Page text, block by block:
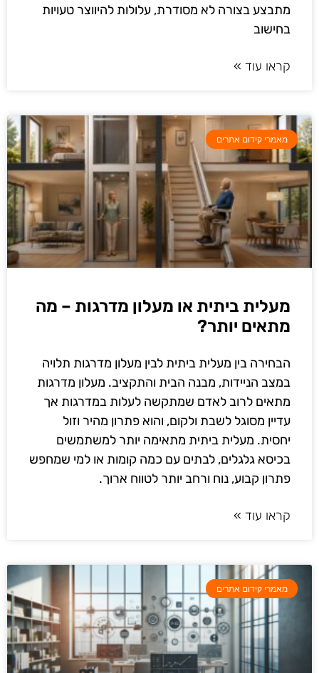
מתבצע בצורה לא מסודרת, עלולות להיווצר טעויות
בחישוב
קראו עוד »
מאמרי קידום אתרים
מעלית ביתית או מעלון מדרגות – מה
מתאים יותר?
הבחירה בין מעלית ביתית לבין מעלון מדרגות תלויה
במצב הניידות, מבנה הבית והתקציב. מעלון מדרגות
מתאים לרוב לאדם שמתקשה לעלות במדרגות אך
עדיין מסוגל לשבת ולקום, והוא פתרון מהיר וזול
יחסית. מעלית ביתית מתאימה יותר למשתמשים
בכיסא גלגלים, לבתים עם כמה קומות או למי שמחפש
פתרון קבוע, נוח ורחב יותר לטווח ארוך.
קראו עוד »
מאמרי קידום אתרים